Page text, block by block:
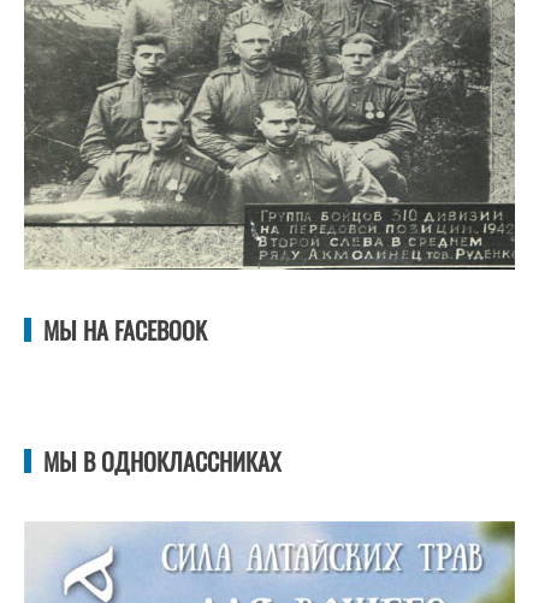
МЫ НА FACEBOOK
МЫ В ОДНОКЛАССНИКАХ